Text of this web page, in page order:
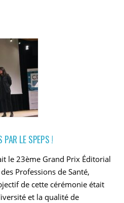
PAR LE SPEPS !
le 23ème Grand Prix Éditorial
Professions de Santé,
de cette cérémonie était
et la qualité de